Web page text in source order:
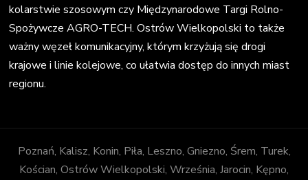
kolarstwie szosowym czy Międzynarodowe Targi Rolno-
Spożywcze AGRO-TECH. Ostrów Wielkopolski to także
ważny węzeł komunikacyjny, którym krzyżują się drogi
krajowe i linie kolejowe, co ułatwia dostęp do innych miast
regionu.
Poznań, Kalisz, Konin, Piła, Leszno, Gniezno, Śrem, Turek,
Kościan, Ostrów Wielkopolski, Września, Jarocin, Kępno,